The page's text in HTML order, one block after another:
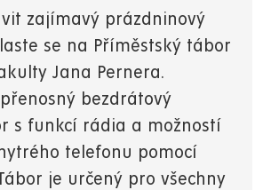
zajímavý prázdninový
se na Příměstský tábor
Jana Pernera.
bezdrátový
s funkcí rádia a možností
telefonu pomocí
je určený pro všechny